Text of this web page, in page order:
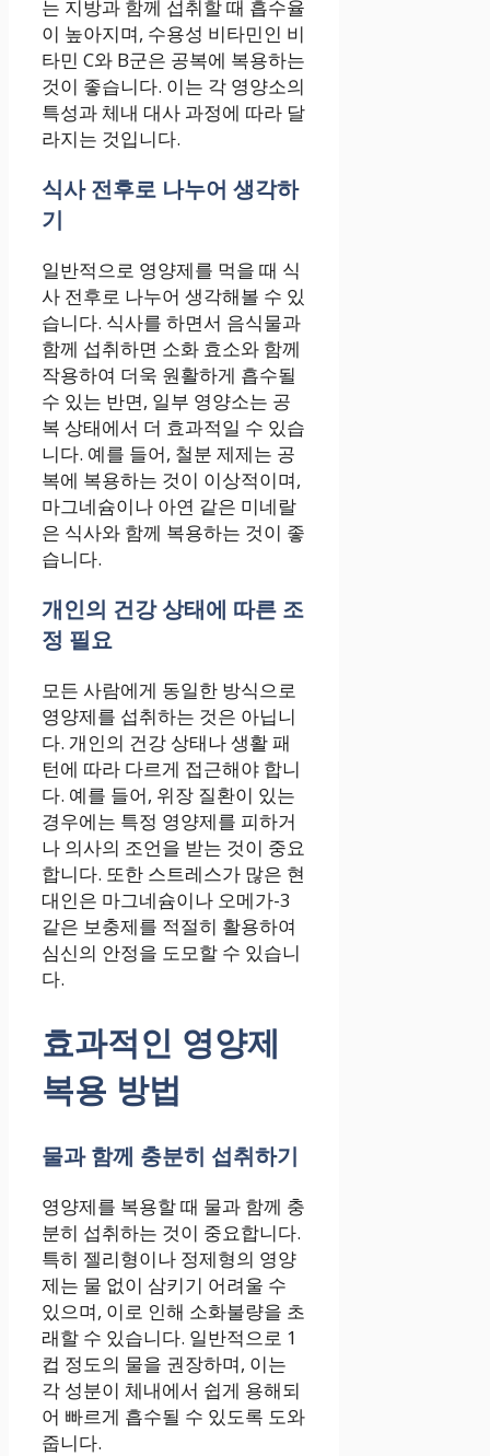
는 지방과 함께 섭취할 때 흡수율
이 높아지며, 수용성 비타민인 비
타민 C와 B군은 공복에 복용하는
것이 좋습니다. 이는 각 영양소의
특성과 체내 대사 과정에 따라 달
라지는 것입니다.
식사 전후로 나누어 생각하
기
일반적으로 영양제를 먹을 때 식
사 전후로 나누어 생각해볼 수 있
습니다. 식사를 하면서 음식물과
함께 섭취하면 소화 효소와 함께
작용하여 더욱 원활하게 흡수될
수 있는 반면, 일부 영양소는 공
복 상태에서 더 효과적일 수 있습
니다. 예를 들어, 철분 제제는 공
복에 복용하는 것이 이상적이며,
마그네슘이나 아연 같은 미네랄
은 식사와 함께 복용하는 것이 좋
습니다.
개인의 건강 상태에 따른 조
정 필요
모든 사람에게 동일한 방식으로
영양제를 섭취하는 것은 아닙니
다. 개인의 건강 상태나 생활 패
턴에 따라 다르게 접근해야 합니
다. 예를 들어, 위장 질환이 있는
경우에는 특정 영양제를 피하거
나 의사의 조언을 받는 것이 중요
합니다. 또한 스트레스가 많은 현
대인은 마그네슘이나 오메가-3
같은 보충제를 적절히 활용하여
심신의 안정을 도모할 수 있습니
다.
효과적인 영양제
복용 방법
물과 함께 충분히 섭취하기
영양제를 복용할 때 물과 함께 충
분히 섭취하는 것이 중요합니다.
특히 젤리형이나 정제형의 영양
제는 물 없이 삼키기 어려울 수
있으며, 이로 인해 소화불량을 초
래할 수 있습니다. 일반적으로 1
컵 정도의 물을 권장하며, 이는
각 성분이 체내에서 쉽게 용해되
어 빠르게 흡수될 수 있도록 도와
줍니다.